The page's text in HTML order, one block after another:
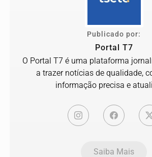
Publicado por:
Portal T7
O Portal T7 é uma plataforma
a trazer notícias de qualidade,
informação precisa e
Saiba Mais